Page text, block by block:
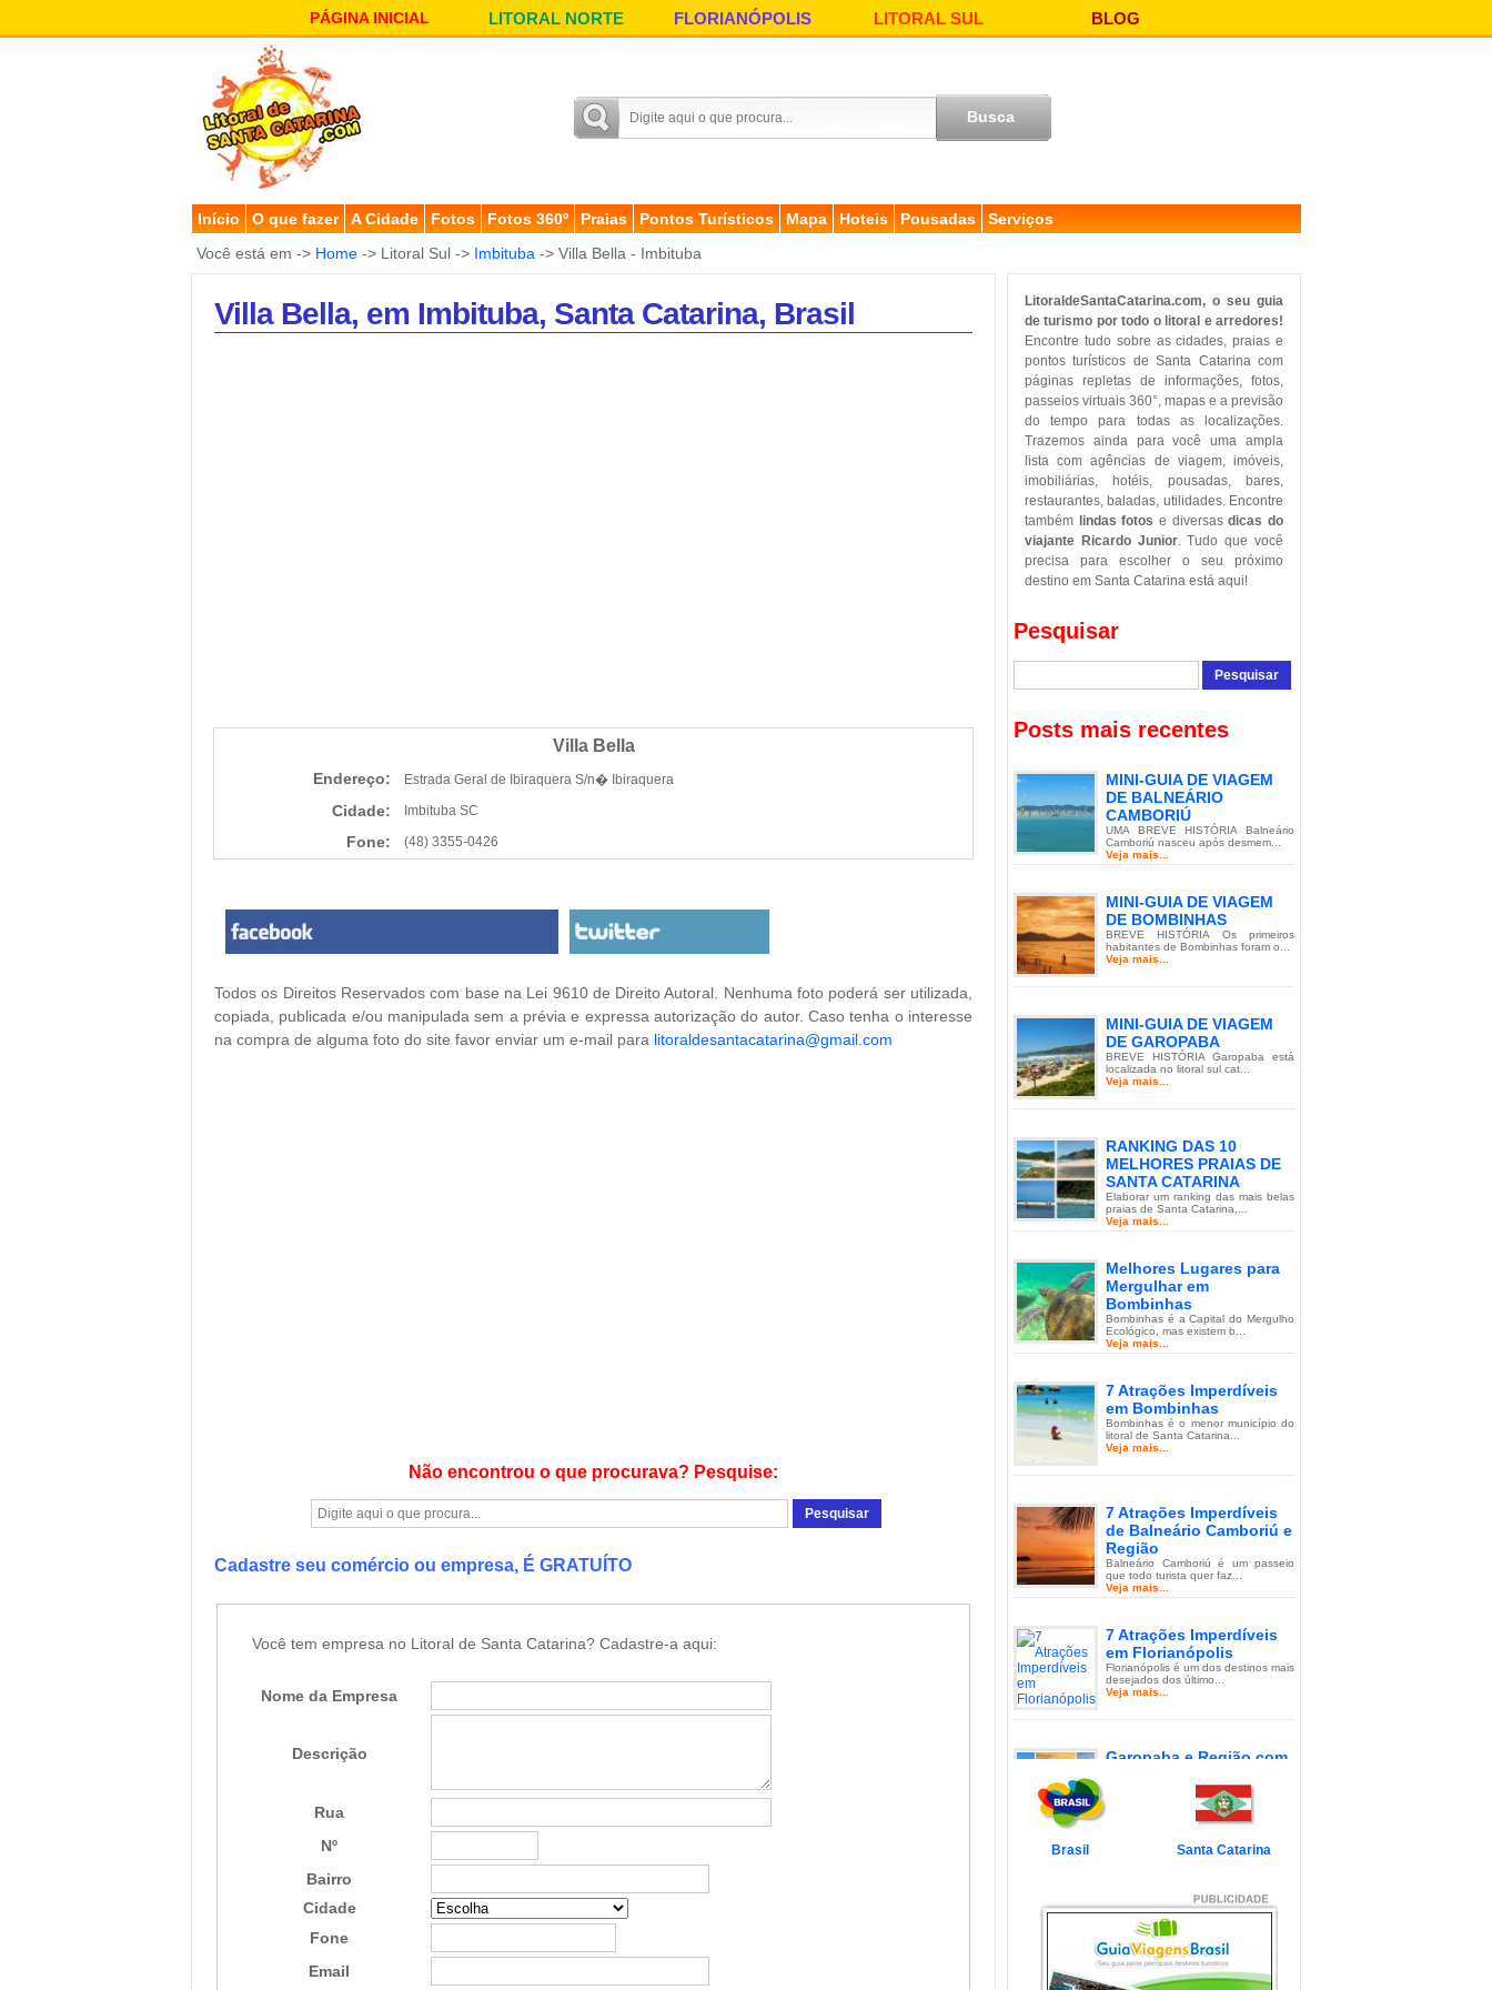
PÁGINA INICIAL LITORAL NORTE FLORIANÓPOLIS LITORAL SUL BLOG
Início O que fazer A Cidade Fotos Fotos 360º Praias Pontos Turísticos Mapa Hoteis Pousadas
Serviços
Você está em -> Home -> Litoral Sul -> Imbituba -> Villa Bella - Imbituba
Villa Bella, em Imbituba, Santa Catarina, Brasil
Villa Bella
Endereço: Estrada Geral de Ibiraquera S/n� Ibiraquera
Cidade: Imbituba SC
Fone: (48) 3355-0426
Todos os Direitos Reservados com base na Lei 9610 de Direito Autoral. Nenhuma foto poderá ser utilizada,
copiada, publicada e/ou manipulada sem a prévia e expressa autorização do autor. Caso tenha o interesse
na compra de alguma foto do site favor enviar um e-mail para litoraldesantacatarina@gmail.com
Não encontrou o que procurava? Pesquise:
Cadastre seu comércio ou empresa, É GRATUÍTO
Você tem empresa no Litoral de Santa Catarina? Cadastre-a aqui:
Nome da Empresa
Descrição
Rua
Nº
Bairro
Cidade
Fone
Email
LitoraldeSantaCatarina.com, o seu guia
de turismo por todo o litoral e arredores!
Encontre tudo sobre as cidades, praias e
pontos turísticos de Santa Catarina com
páginas repletas de informações, fotos,
passeios virtuais 360°, mapas e a previsão
do tempo para todas as localizações.
Trazemos ainda para você uma ampla
lista com agências de viagem, imóveis,
imobiliárias, hotéis, pousadas, bares,
restaurantes, baladas, utilidades. Encontre
também
lindas fotos e diversasdicas do
viajante Ricardo Junior. Tudo que você
precisa para escolher o seu próximo
destino em Santa Catarina está aqui!
Pesquisar
Posts mais recentes
MINI-GUIA DE VIAGEM
DE BALNEÁRIO
CAMBORIÚ
UMA BREVE HISTÓRIA Balneário
Camboriú nasceu após desmem...
Veja mais...
MINI-GUIA DE VIAGEM
DE BOMBINHAS
BREVE HISTÓRIA Os primeiros
habitantes de Bombinhas foram o...
Veja mais...
MINI-GUIA DE VIAGEM
DE GAROPABA
BREVE HISTÓRIA Garopaba está
localizada no litoral sul cat...
Veja mais...
RANKING DAS 10
MELHORES PRAIAS DE
SANTA CATARINA
Elaborar um ranking das mais belas
praias de Santa Catarina,...
Veja mais...
Melhores Lugares para
Mergulhar em
Bombinhas
Bombinhas é a Capital do Mergulho
Ecológico, mas existem b...
Veja mais...
7 Atrações Imperdíveis
em Bombinhas
Bombinhas é o menor município do
litoral de Santa Catarina...
Veja mais...
7 Atrações Imperdíveis
de Balneário Camboriú e
Região
Balneário Camboriú é um passeio
que todo turista quer faz...
Veja mais...
7 Atrações Imperdíveis
em Florianópolis
Florianópolis é um dos destinos mais
desejados dos último...
Veja mais...
Garopaba e Região com
Garopaba é um município de Santa
Catarina a 80 quilômetro...
Veja mais...
com Crianças
Simplesmente magnífico! Assim
pode ser descrito o Litoral d...
Veja mais...
Brasil Santa Catarina